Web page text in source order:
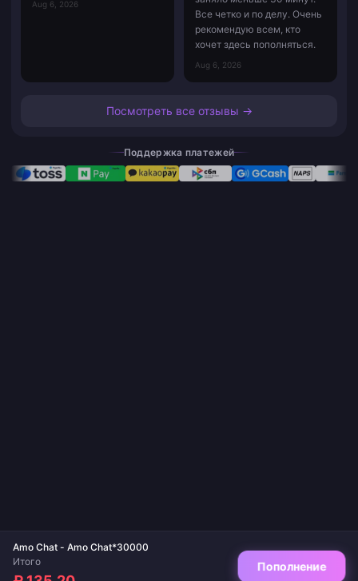
Amo Chat - Amo Chat*30000
Итого
Пополнение
Aug 6, 2026
Все четко и по делу. Очень
рекомендую всем, кто
хочет здесь пополняться.
Aug 6, 2026
Посмотреть все отзывы →
Поддержка платежей